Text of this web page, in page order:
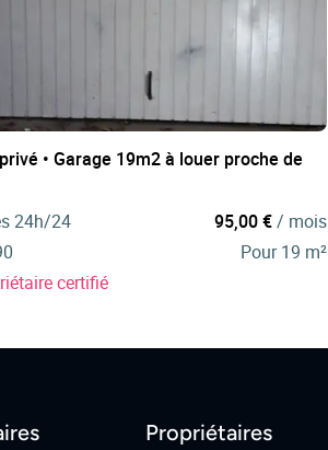
• Garage 19m2 à louer proche de
24h/24
certifié
95,00 €/ mois
Pour 19 m²
Propriétaires